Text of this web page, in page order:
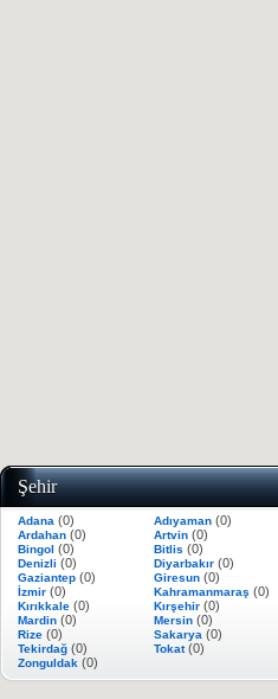
Şehir
Adana (0) Adıyaman (0)
Ardahan (0) Artvin (0)
Bingol (0) Bitlis (0)
Denizli (0) Diyarbakır (0)
Gaziantep (0) Giresun (0)
İzmir (0) Kahramanmaraş (0)
Kırıkkale (0) Kırşehir (0)
Mardin (0) Mersin (0)
Rize (0) Sakarya (0)
Tekirdağ (0) Tokat(0)
Zonguldak (0)